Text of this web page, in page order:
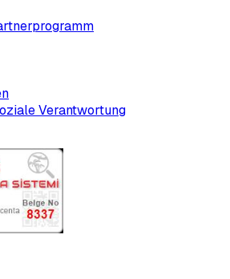
Verantwortung